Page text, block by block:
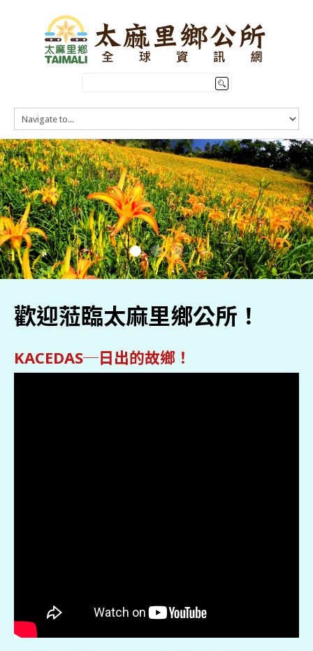
HOME
訊息公告
本鄉簡介
公所介紹
觀光導覽
便民服務
歡迎蒞臨太麻里鄉公所！
KACEDAS─日出的故鄉！